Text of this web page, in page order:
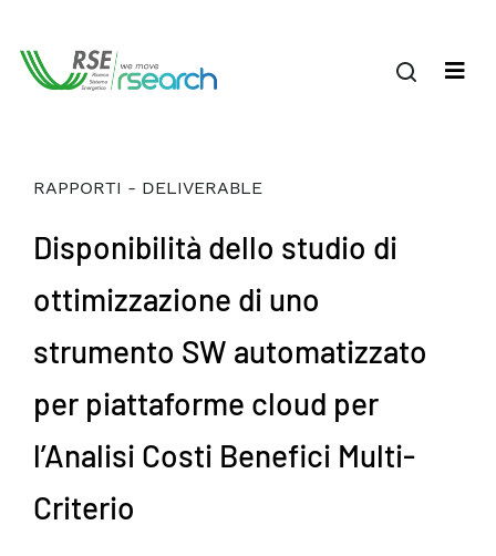
RAPPORTI - DELIVERABLE
Disponibilità dello studio di
ottimizzazione di uno
strumento SW automatizzato
per piattaforme cloud per
l’Analisi Costi Benefici Multi-
Criterio